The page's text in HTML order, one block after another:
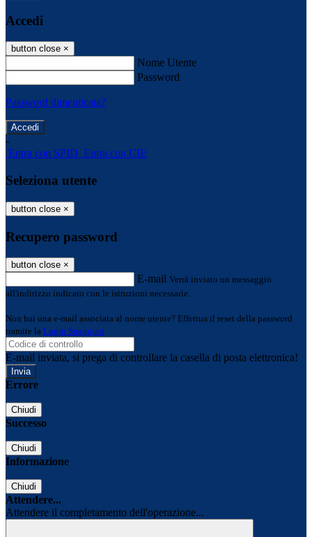
Accedi
button close ×
Nome Utente
Password
Password dimenticata?
-
Entra con SPID Entra con CIE
Seleziona utente
button close ×
Recupero password
button close ×
E-mail Verrà inviato un messaggio
all'indirizzo indicato con le istruzioni necessarie.
Non hai una e-mail associata al nome utente? Effettua il reset della password
tramite la Login Spaggiari
E-mail inviata, si prega di controllare la casella di posta elettronica!
Errore
Chiudi
Successo
Chiudi
Informazione
Chiudi
Attendere...
Attendere il completamento dell'operazione...